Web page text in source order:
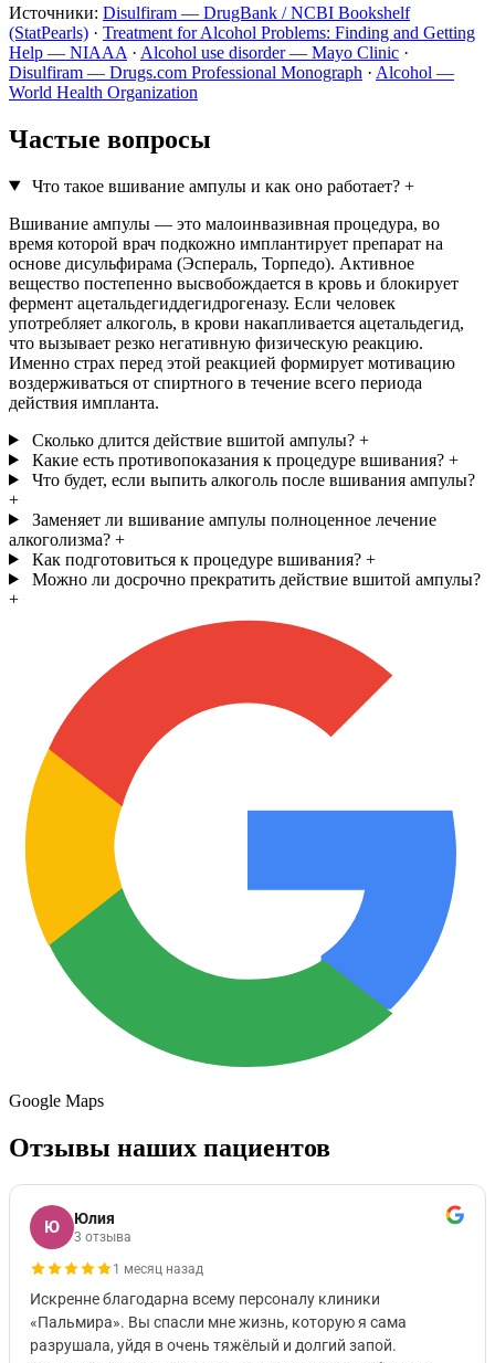
Источники: Disulfiram — DrugBank / NCBI Bookshelf
(StatPearls) · Treatment for Alcohol Problems: Finding and Getting
Help — NIAAA · Alcohol use disorder — Mayo Clinic ·
Disulfiram — Drugs.com Professional Monograph · Alcohol —
World Health Organization
Частые вопросы
Что такое вшивание ампулы и как оно работает? +
Вшивание ампулы — это малоинвазивная процедура, во
время которой врач подкожно имплантирует препарат на
основе дисульфирама (Эспераль, Торпедо). Активное
вещество постепенно высвобождается в кровь и блокирует
фермент ацетальдегиддегидрогеназу. Если человек
употребляет алкоголь, в крови накапливается ацетальдегид,
что вызывает резко негативную физическую реакцию.
Именно страх перед этой реакцией формирует мотивацию
воздерживаться от спиртного в течение всего периода
действия импланта.
Сколько длится действие вшитой ампулы? +
Какие есть противопоказания к процедуре вшивания? +
Что будет, если выпить алкоголь после вшивания ампулы?
+
Заменяет ли вшивание ампулы полноценное лечение
алкоголизма? +
Как подготовиться к процедуре вшивания? +
Можно ли досрочно прекратить действие вшитой ампулы?
+
Google Maps
Отзывы наших пациентов
Ю Юлия
3 отзыва
1 месяц назад
Искренне благодарна всему персоналу клиники
«Пальмира». Вы спасли мне жизнь, которую я сама
разрушала, уйдя в очень тяжёлый и долгий запой.